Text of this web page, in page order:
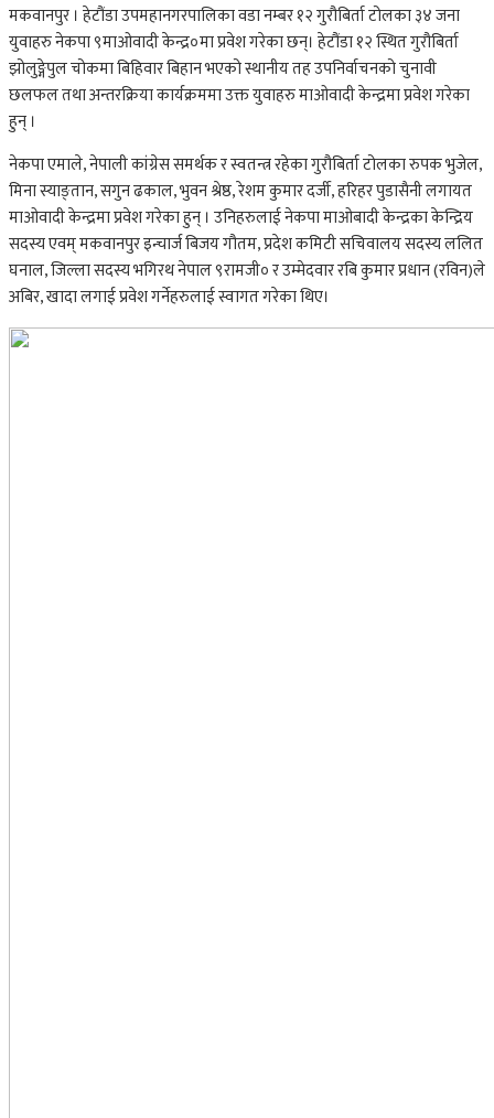
मकवानपुर । हेटौंडा उपमहानगरपालिका वडा नम्बर १२ गुरौबिर्ता टोलका ३४ जना
युवाहरु नेकपा ९माओवादी केन्द्र०मा प्रवेश गरेका छन्। हेटौंडा १२ स्थित गुरौबिर्ता
झोलुङ्गेपुल चोकमा बिहिवार बिहान भएको स्थानीय तह उपनिर्वाचनको चुनावी
छलफल तथा अन्तरक्रिया कार्यक्रममा उक्त युवाहरु माओवादी केन्द्रमा प्रवेश गरेका
हुन् ।
नेकपा एमाले, नेपाली कांग्रेस समर्थक र स्वतन्त्र रहेका गुरौबिर्ता टोलका रुपक भुजेल,
मिना स्याङ्तान, सगुन ढकाल, भुवन श्रेष्ठ, रेशम कुमार दर्जी, हरिहर पुडासैनी लगायत
माओवादी केन्द्रमा प्रवेश गरेका हुन् । उनिहरुलाई नेकपा माओबादी केन्द्रका केन्द्रिय
सदस्य एवम् मकवानपुर इन्चार्ज बिजय गौतम, प्रदेश कमिटी सचिवालय सदस्य ललित
घनाल, जिल्ला सदस्य भगिरथ नेपाल ९रामजी० र उम्मेदवार रबि कुमार प्रधान (रविन)ले
अबिर, खादा लगाई प्रवेश गर्नेहरुलाई स्वागत गरेका थिए।